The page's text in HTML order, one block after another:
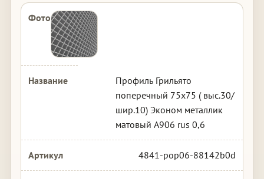
Профиль Грильято
поперечный 75х75 ( выс.30/
шир.10) Эконом металлик
матовый А906 rus 0,6
4841-pop06-88142b0d